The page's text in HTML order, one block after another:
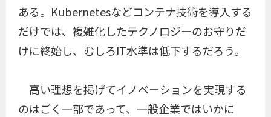
ある。Kubernetesなどコンテナ技術を導入する
だけでは、複雑化したテクノロジーのお守りだ
けに終始し、むしろIT水準は低下するだろう。
高い理想を掲げてイノベーションを実現する
のはごく一部であって、一般企業ではいかに